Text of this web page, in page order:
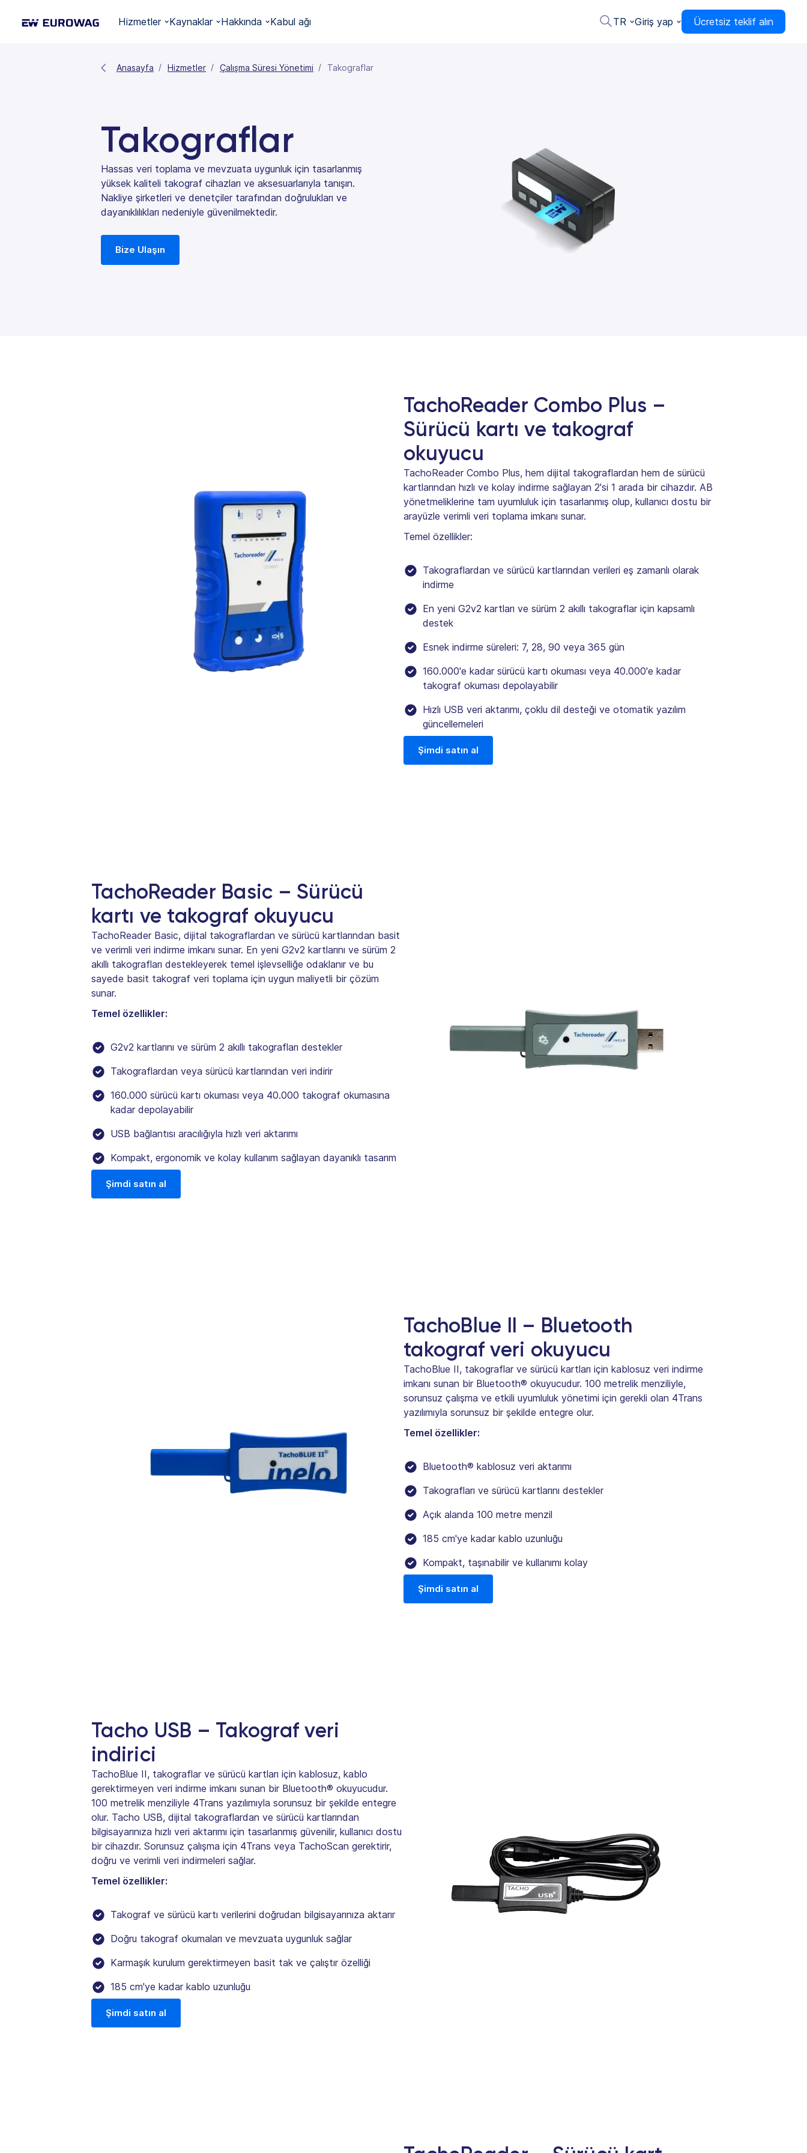
Hizmetler Kaynaklar Hakkında Kabul ağı TR Giriş yap Ücretsiz teklif alın
Anasayfa Hizmetler Çalışma Süresi Yönetimi Takograflar
Takograflar
Hassas veri toplama ve mevzuata uygunluk için tasarlanmış
yüksek kaliteli takograf cihazları ve aksesuarlarıyla tanışın.
Nakliye şirketleri ve denetçiler tarafından doğrulukları ve
dayanıklılıkları nedeniyle güvenilmektedir.
Bize Ulaşın
TachoReader Combo Plus –
Sürücü kartı ve takograf
okuyucu
TachoReader Combo Plus, hem dijital takograflardan hem de sürücü
kartlarından hızlı ve kolay indirme sağlayan 2'si 1 arada bir cihazdır. AB
yönetmeliklerine tam uyumluluk için tasarlanmış olup, kullanıcı dostu bir
arayüzle verimli veri toplama imkanı sunar.
Temel özellikler:
Takograflardan ve sürücü kartlarından verileri eş zamanlı olarak
indirme
En yeni G2v2 kartları ve sürüm 2 akıllı takograflar için kapsamlı
destek
Esnek indirme süreleri: 7, 28, 90 veya 365 gün
160.000'e kadar sürücü kartı okuması veya 40.000'e kadar
takograf okuması depolayabilir
Hızlı USB veri aktarımı, çoklu dil desteği ve otomatik yazılım
güncellemeleri
Şimdi satın al
TachoReader Basic – Sürücü
kartı ve takograf okuyucu
TachoReader Basic, dijital takograflardan ve sürücü kartlarından basit
ve verimli veri indirme imkanı sunar. En yeni G2v2 kartlarını ve sürüm 2
akıllı takografları destekleyerek temel işlevselliğe odaklanır ve bu
sayede basit takograf veri toplama için uygun maliyetli bir çözüm
sunar.
Temel özellikler:
G2v2 kartlarını ve sürüm 2 akıllı takografları destekler
Takograflardan veya sürücü kartlarından veri indirir
160.000 sürücü kartı okuması veya 40.000 takograf okumasına
kadar depolayabilir
USB bağlantısı aracılığıyla hızlı veri aktarımı
Kompakt, ergonomik ve kolay kullanım sağlayan dayanıklı tasarım
Şimdi satın al
TachoBlue II – Bluetooth
takograf veri okuyucu
TachoBlue II, takograflar ve sürücü kartları için kablosuz veri indirme
imkanı sunan bir Bluetooth® okuyucudur. 100 metrelik menziliyle,
sorunsuz çalışma ve etkili uyumluluk yönetimi için gerekli olan 4Trans
yazılımıyla sorunsuz bir şekilde entegre olur.
Temel özellikler:
Bluetooth® kablosuz veri aktarımı
Takografları ve sürücü kartlarını destekler
Açık alanda 100 metre menzil
185 cm'ye kadar kablo uzunluğu
Kompakt, taşınabilir ve kullanımı kolay
Şimdi satın al
Tacho USB – Takograf veri
indirici
TachoBlue II, takograflar ve sürücü kartları için kablosuz, kablo
gerektirmeyen veri indirme imkanı sunan bir Bluetooth® okuyucudur.
100 metrelik menziliyle 4Trans yazılımıyla sorunsuz bir şekilde entegre
olur. Tacho USB, dijital takograflardan ve sürücü kartlarından
bilgisayarınıza hızlı veri aktarımı için tasarlanmış güvenilir, kullanıcı dostu
bir cihazdır. Sorunsuz çalışma için 4Trans veya TachoScan gerektirir,
doğru ve verimli veri indirmeleri sağlar.
Temel özellikler:
Takograf ve sürücü kartı verilerini doğrudan bilgisayarınıza aktarır
Doğru takograf okumaları ve mevzuata uygunluk sağlar
Karmaşık kurulum gerektirmeyen basit tak ve çalıştır özelliği
185 cm'ye kadar kablo uzunluğu
Şimdi satın al